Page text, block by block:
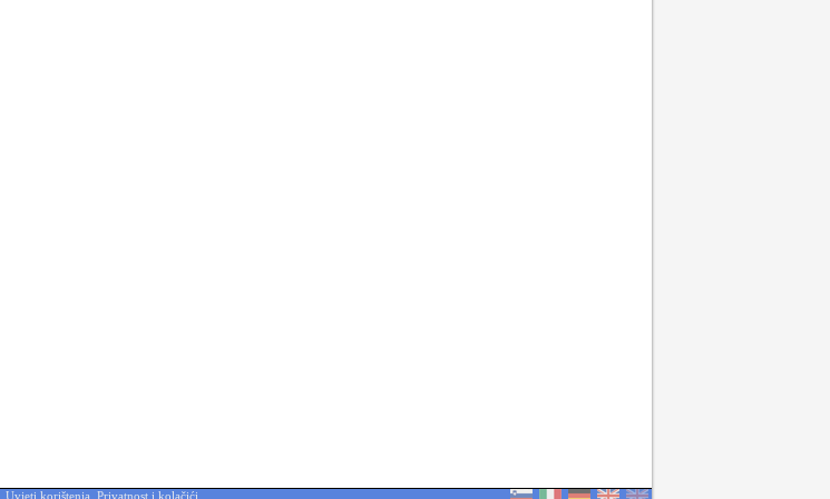
Uvjeti korištenja Privatnost i kolačići